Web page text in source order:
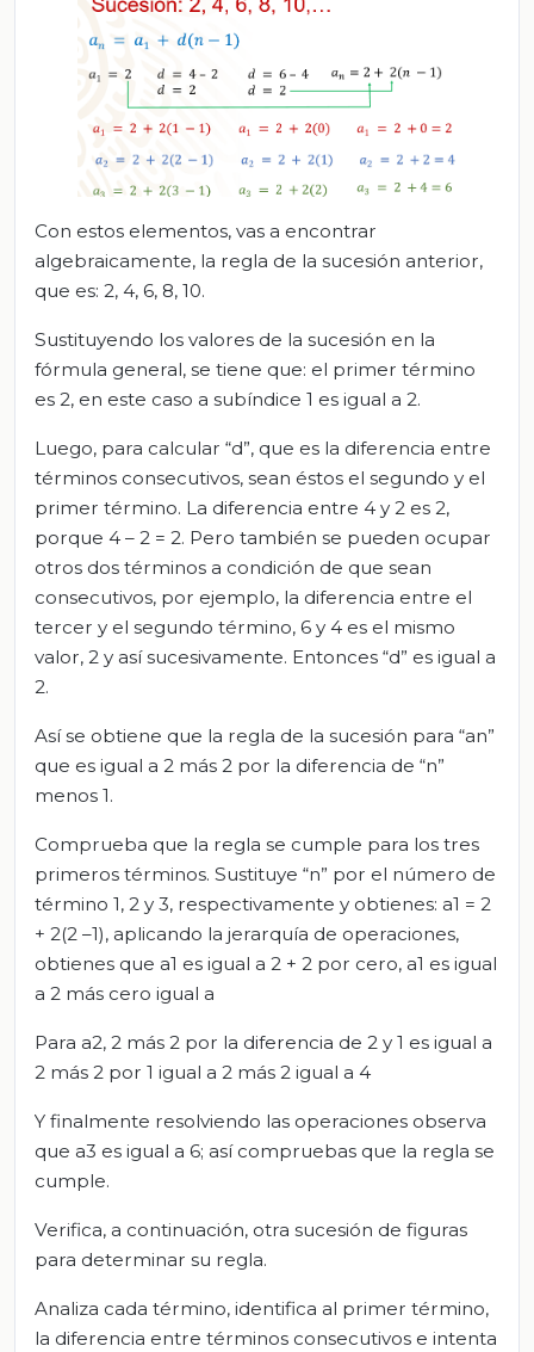
Con estos elementos, vas a encontrar
algebraicamente, la regla de la sucesión anterior,
que es: 2, 4, 6, 8, 10.
Sustituyendo los valores de la sucesión en la
fórmula general, se tiene que: el primer término
es 2, en este caso a subíndice 1 es igual a 2.
Luego, para calcular “d”, que es la diferencia entre
términos consecutivos, sean éstos el segundo y el
primer término. La diferencia entre 4 y 2 es 2,
porque 4 – 2 = 2. Pero también se pueden ocupar
otros dos términos a condición de que sean
consecutivos, por ejemplo, la diferencia entre el
tercer y el segundo término, 6 y 4 es el mismo
valor, 2 y así sucesivamente. Entonces “d” es igual a
2.
Así se obtiene que la regla de la sucesión para “an”
que es igual a 2 más 2 por la diferencia de “n”
menos 1.
Comprueba que la regla se cumple para los tres
primeros términos. Sustituye “n” por el número de
término 1, 2 y 3, respectivamente y obtienes: a1 = 2
+ 2(2 –1), aplicando la jerarquía de operaciones,
obtienes que a1 es igual a 2 + 2 por cero, a1 es igual
a 2 más cero igual a
Para a2, 2 más 2 por la diferencia de 2 y 1 es igual a
2 más 2 por 1 igual a 2 más 2 igual a 4
Y finalmente resolviendo las operaciones observa
que a3 es igual a 6; así compruebas que la regla se
cumple.
Verifica, a continuación, otra sucesión de figuras
para determinar su regla.
Analiza cada término, identifica al primer término,
la diferencia entre términos consecutivos e intenta